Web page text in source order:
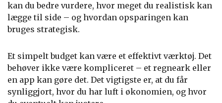
kan du bedre vurdere, hvor meget du realistisk kan
lægge til side – og hvordan opsparingen kan
bruges strategisk.
Et simpelt budget kan være et effektivt værktøj. Det
behøver ikke være kompliceret – et regneark eller
en app kan gøre det. Det vigtigste er, at du får
synliggjort, hvor du har luft i økonomien, og hvor